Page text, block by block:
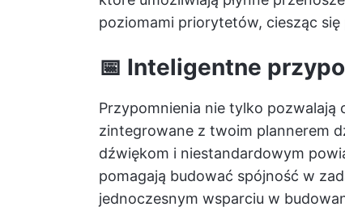
poziomami priorytetów, ciesząc się
📅 Inteligentne
Przypomnienia nie tylko
zintegrowane z twoim plannerem
dźwiękom i niestandardowym
pomagają budować spójność w
jednoczesnym wsparciu w